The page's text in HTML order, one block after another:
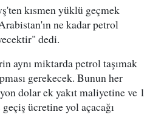
kısmen yüklü geçmek
ne kadar petrol
dedi.
aynı miktarda petrol taşımak
gerekecek. Bunun her
dolar ek yakıt maliyetine ve 1
ücretine yol açacağı